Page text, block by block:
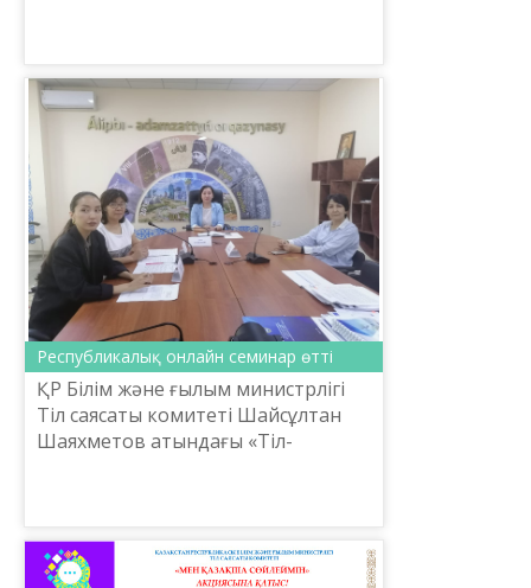
Республикалық онлайн семинар өтті
ҚР Білім және ғылым министрлігі
Тіл саясаты комитеті Шайсұлтан
Шаяхметов атындағы «Тіл-
тілдерді оқыт...